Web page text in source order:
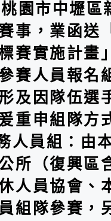
園市中壢區
事，業函送
賽實施計畫
賽人員報名
及因隊伍選
重申組隊方
人員組：由
所（復興區
人員協會、
組隊參賽，